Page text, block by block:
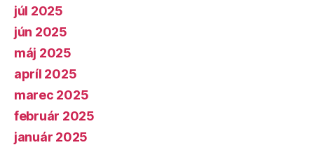
júl 2025
jún 2025
máj 2025
apríl 2025
marec 2025
február 2025
január 2025